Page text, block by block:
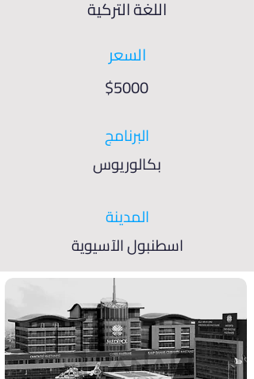
اللغة التركية
السعر
$5000
البرنامج
بكالوريوس
المدينة
اسطنبول الآسيوية